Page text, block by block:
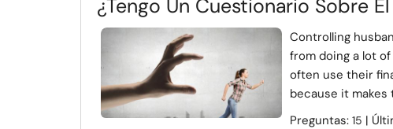
¿Tengo Un Cuestionario Sobre
Controlling
from doing a lot
often use their
because it makes
Preguntas: 15 |